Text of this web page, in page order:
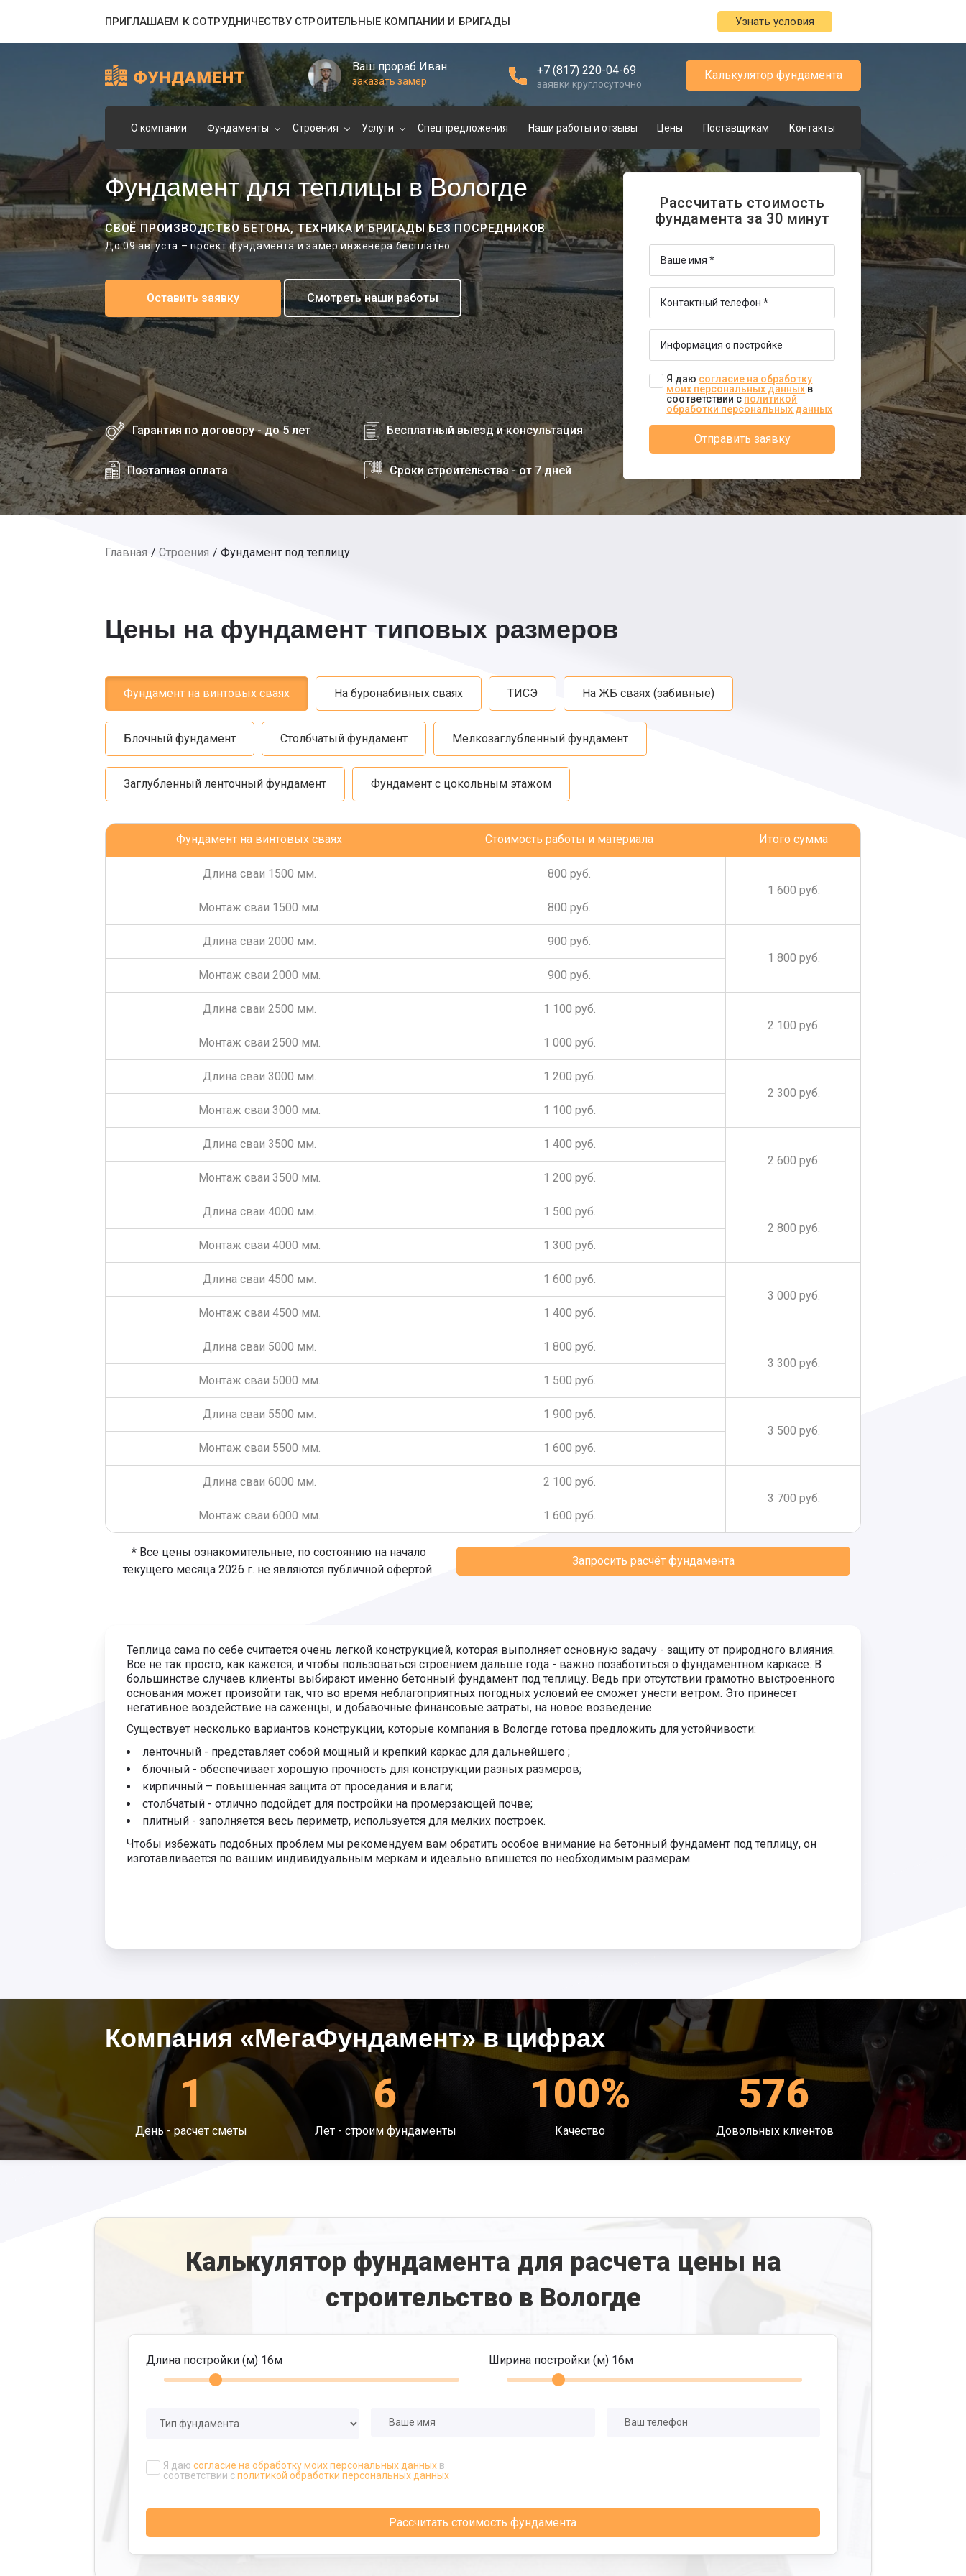
ПРИГЛАШАЕМ К СОТРУДНИЧЕСТВУ СТРОИТЕЛЬНЫЕ КОМПАНИИ И БРИГАДЫ Узнать условия
Ваш прораб Иван
заказать замер
+7 (817) 220-04-69
заявки круглосуточно
Калькулятор фундамента
О компании Фундаменты Строения Услуги Спецпредложения Наши работы и отзывы Цены Поставщикам Контакты
Фундамент для теплицы в Вологде
СВОЁ ПРОИЗВОДСТВО БЕТОНА, ТЕХНИКА И БРИГАДЫ БЕЗ ПОСРЕДНИКОВ
До 09 августа – проект фундамента и замер инженера бесплатно
Оставить заявку Смотреть наши работы
Гарантия по договору - до 5 лет Бесплатный выезд и консультация
Поэтапная оплата Сроки строительства - от 7 дней
Рассчитать стоимость
фундамента за 30 минут
Я даю согласие на обработку
моих персональных данных в
соответствии с политикой
обработки персональных данных
Отправить заявку
Главная Строения Фундамент под теплицу
Цены на фундамент типовых размеров
Фундамент на винтовых сваях На буронабивных сваях ТИСЭ На ЖБ сваях (забивные)
Блочный фундамент Столбчатый фундамент Мелкозаглубленный фундамент
Заглубленный ленточный фундамент Фундамент с цокольным этажом
Фундамент на винтовых сваях Стоимость работы и материала Итого сумма
Длина сваи 1500 мм.
800 руб.
1 600 руб.
Монтаж сваи 1500 мм.
800 руб.
Длина сваи 2000 мм.
900 руб.
1 800 руб.
Монтаж сваи 2000 мм.
900 руб.
Длина сваи 2500 мм.
1 100 руб.
2 100 руб.
Монтаж сваи 2500 мм.
1 000 руб.
Длина сваи 3000 мм.
1 200 руб.
2 300 руб.
Монтаж сваи 3000 мм.
1 100 руб.
Длина сваи 3500 мм.
1 400 руб.
2 600 руб.
Монтаж сваи 3500 мм.
1 200 руб.
Длина сваи 4000 мм.
1 500 руб.
2 800 руб.
Монтаж сваи 4000 мм.
1 300 руб.
Длина сваи 4500 мм.
1 600 руб.
3 000 руб.
Монтаж сваи 4500 мм.
1 400 руб.
Длина сваи 5000 мм.
1 800 руб.
3 300 руб.
Монтаж сваи 5000 мм.
1 500 руб.
Длина сваи 5500 мм.
1 900 руб.
3 500 руб.
Монтаж сваи 5500 мм.
1 600 руб.
Длина сваи 6000 мм.
2 100 руб.
3 700 руб.
Монтаж сваи 6000 мм.
1 600 руб.
* Все цены ознакомительные, по состоянию на начало
текущего месяца 2026 г. не являются публичной офертой.
Запросить расчёт фундамента
Теплица сама по себе считается очень легкой конструкцией, которая выполняет основную задачу - защиту от природного влияния.
Все не так просто, как кажется, и чтобы пользоваться строением дальше года - важно позаботиться о фундаментном каркасе. В
большинстве случаев клиенты выбирают именно бетонный фундамент под теплицу. Ведь при отсутствии грамотно выстроенного
основания может произойти так, что во время неблагоприятных погодных условий ее сможет унести ветром. Это принесет
негативное воздействие на саженцы, и добавочные финансовые затраты, на новое возведение.
Существует несколько вариантов конструкции, которые компания в Вологде готова предложить для устойчивости:
ленточный - представляет собой мощный и крепкий каркас для дальнейшего ;
блочный - обеспечивает хорошую прочность для конструкции разных размеров;
кирпичный – повышенная защита от проседания и влаги;
столбчатый - отлично подойдет для постройки на промерзающей почве;
плитный - заполняется весь периметр, используется для мелких построек.
Чтобы избежать подобных проблем мы рекомендуем вам обратить особое внимание на бетонный фундамент под теплицу, он
изготавливается по вашим индивидуальным меркам и идеально впишется по необходимым размерам.
Компания «МегаФундамент» в цифрах
1
День - расчет сметы
6
Лет - строим фундаменты
100%
Качество
576
Довольных клиентов
Калькулятор фундамента для расчета цены на
строительство в Вологде
Длина постройки (м) 16м Ширина постройки (м) 16м
Я даю согласие на обработку моих персональных данных в
соответствии сполитикой обработки персональных данных
Рассчитать стоимость фундамента